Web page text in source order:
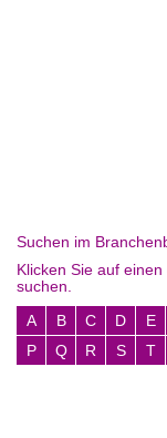
Suchen im
Klicken Sie auf
suchen.
A
B C D E
P
Q R S T